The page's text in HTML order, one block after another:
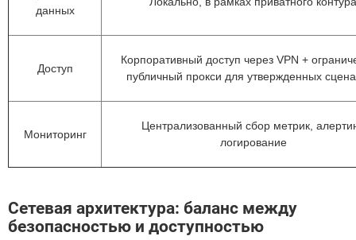
данных
Доступ
Корпоративный доступ через VPN +
публичный прокси для утвержденных
Мониторинг
Централизованный сбор метрик,
логирование
Сетевая архитектура: баланс между
безопасностью и доступностью